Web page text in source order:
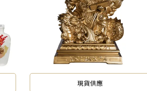
現貨供應